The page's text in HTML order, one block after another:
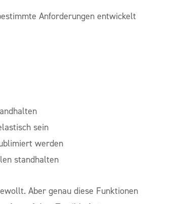
Anforderungen entwickelt
sein
werden
standhalten
Aber genau diese Funktionen